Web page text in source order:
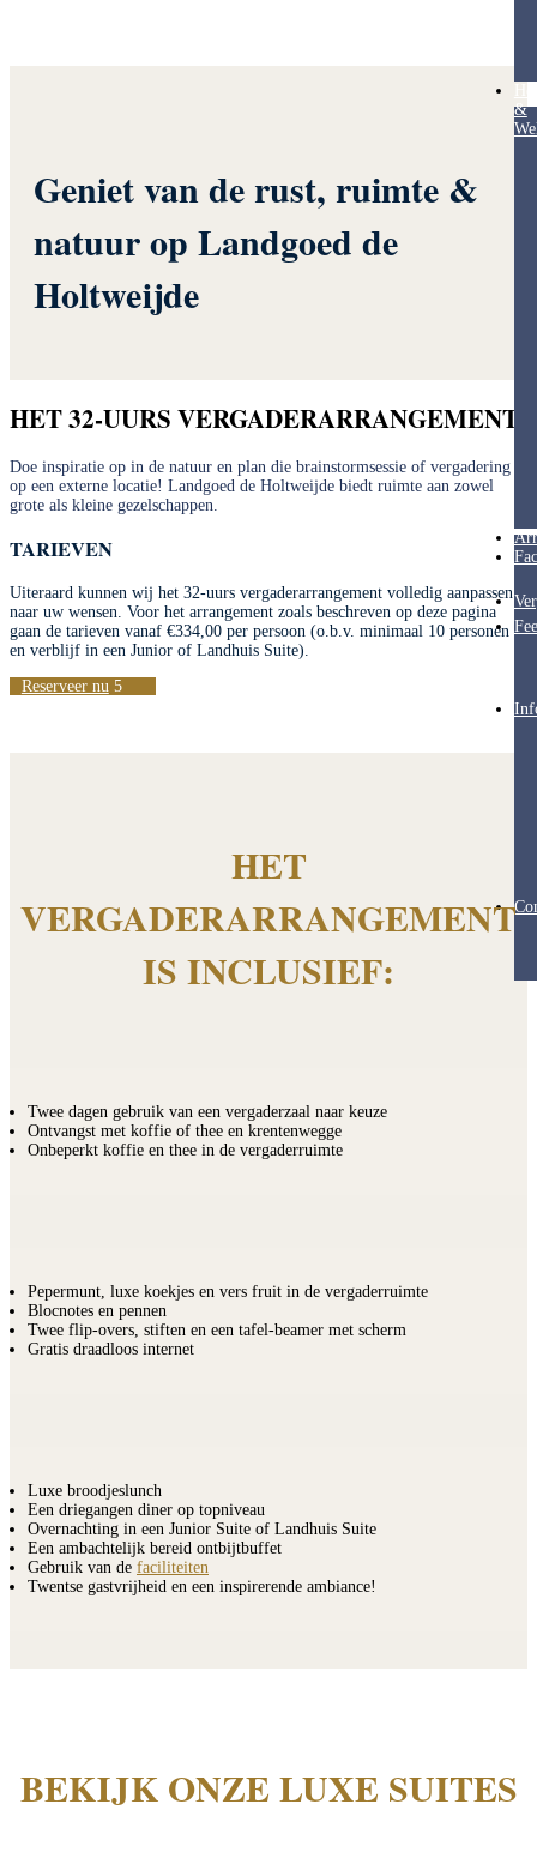
&
Geniet van de rust, ruimte &
natuur op Landgoed de
Holtweijde
HET 32-UURS VERGADERARRANGEMENT
Doe inspiratie op in de natuur en plan die brainstormsessie of vergadering
op een externe locatie! Landgoed de Holtweijde biedt ruimte aan zowel
grote als kleine gezelschappen.
TARIEVEN
Uiteraard kunnen wij het 32-uurs vergaderarrangement volledig aanpassen
naar uw wensen. Voor het arrangement zoals beschreven op deze pagina
gaan de tarieven vanaf €334,00 per persoon (o.b.v. minimaal 10 personen
en verblijf in een Junior of Landhuis Suite).
Reserveer nu
HET
VERGADERARRANGEMENT
IS INCLUSIEF:
Twee dagen gebruik van een vergaderzaal naar keuze
Ontvangst met koffie of thee en krentenwegge
Onbeperkt koffie en thee in de vergaderruimte
Pepermunt, luxe koekjes en vers fruit in de vergaderruimte
Blocnotes en pennen
Twee flip-overs, stiften en een tafel-beamer met scherm
Gratis draadloos internet
Luxe broodjeslunch
Een driegangen diner op topniveau
Overnachting in een Junior Suite of Landhuis Suite
Een ambachtelijk bereid ontbijtbuffet
Gebruik van de faciliteiten
Twentse gastvrijheid en een inspirerende ambiance!
BEKIJK ONZE LUXE SUITES